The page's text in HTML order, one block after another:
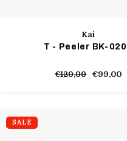
Kai
T - Peeler BK-
€120,00 €99,00
SALE